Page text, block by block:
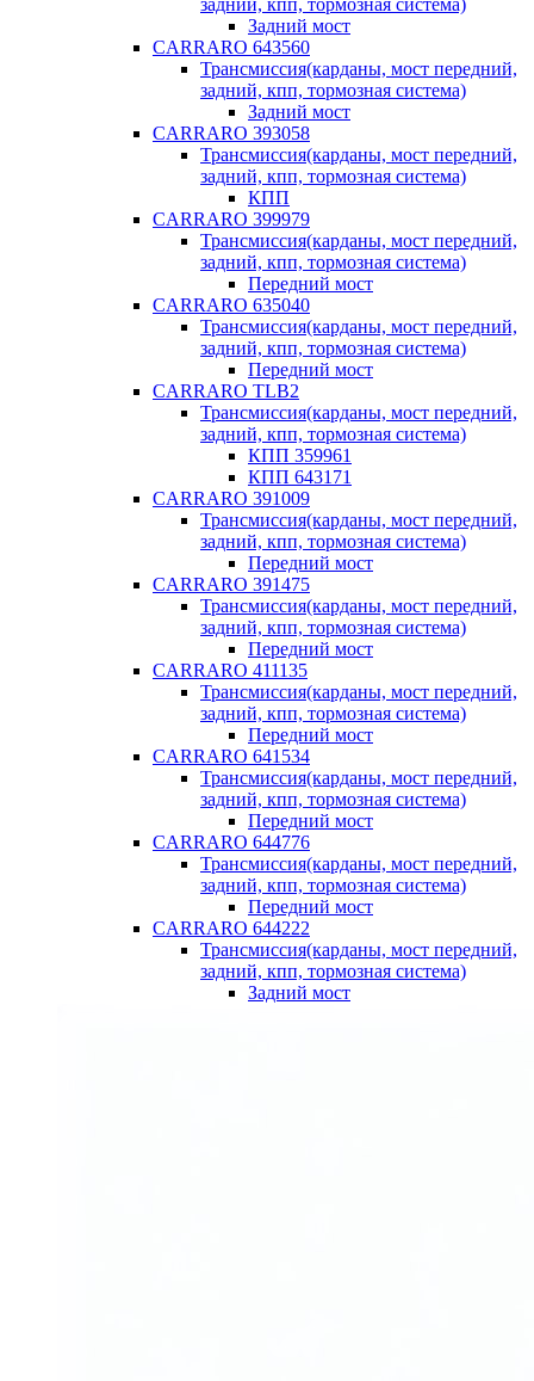
задний, кпп, тормозная система)
Задний мост
CARRARO 643560
Трансмиссия(карданы, мост передний,
задний, кпп, тормозная система)
Задний мост
CARRARO 393058
Трансмиссия(карданы, мост передний,
задний, кпп, тормозная система)
КПП
CARRARO 399979
Трансмиссия(карданы, мост передний,
задний, кпп, тормозная система)
Передний мост
CARRARO 635040
Трансмиссия(карданы, мост передний,
задний, кпп, тормозная система)
Передний мост
CARRARO TLB2
Трансмиссия(карданы, мост передний,
задний, кпп, тормозная система)
КПП 359961
КПП 643171
CARRARO 391009
Трансмиссия(карданы, мост передний,
задний, кпп, тормозная система)
Передний мост
CARRARO 391475
Трансмиссия(карданы, мост передний,
задний, кпп, тормозная система)
Передний мост
CARRARO 411135
Трансмиссия(карданы, мост передний,
задний, кпп, тормозная система)
Передний мост
CARRARO 641534
Трансмиссия(карданы, мост передний,
задний, кпп, тормозная система)
Передний мост
CARRARO 644776
Трансмиссия(карданы, мост передний,
задний, кпп, тормозная система)
Передний мост
CARRARO 644222
Трансмиссия(карданы, мост передний,
задний, кпп, тормозная система)
Задний мост